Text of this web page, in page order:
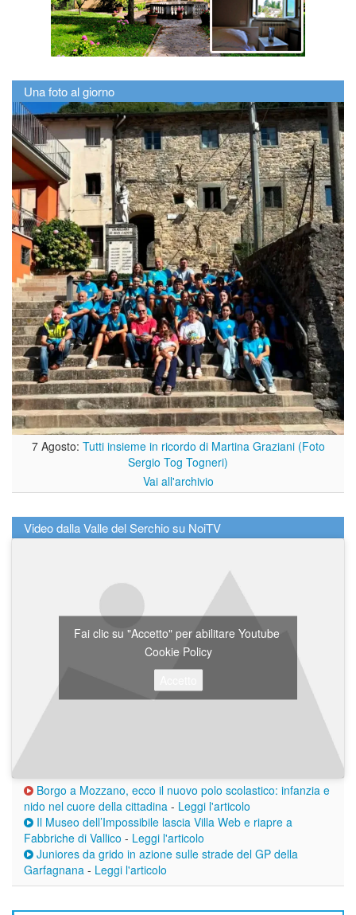
Una foto al giorno
7 Agosto: Tutti insieme in ricordo di Martina Graziani (Foto
Sergio Tog Togneri)
Vai all'archivio
Video dalla Valle del Serchio su NoiTV
Fai clic su "Accetto" per abilitare Youtube
Cookie Policy
Borgo a Mozzano, ecco il nuovo polo scolastico: infanzia e
nido nel cuore della cittadina - Leggi l'articolo
Il Museo dell’Impossibile lascia Villa Web e riapre a
Fabbriche di Vallico - Leggi l'articolo
Juniores da grido in azione sulle strade del GP della
Garfagnana - Leggi l'articolo